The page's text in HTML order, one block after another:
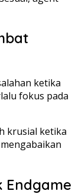
ketika
fokus pada
krusial ketika
Endgame